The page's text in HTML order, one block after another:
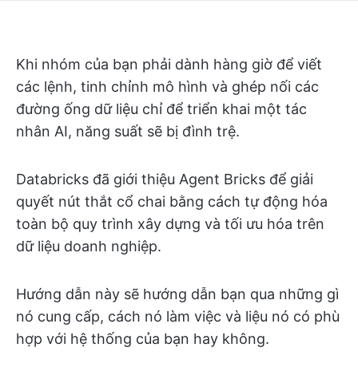
Khi nhóm của bạn phải dành hàng giờ để viết
các lệnh, tinh chỉnh mô hình và ghép nối các
đường ống dữ liệu chỉ để triển khai một tác
nhân AI, năng suất sẽ bị đình trệ.
Databricks đã giới thiệu Agent Bricks để giải
quyết nút thắt cổ chai bằng cách tự động hóa
toàn bộ quy trình xây dựng và tối ưu hóa trên
dữ liệu doanh nghiệp.
Hướng dẫn này sẽ hướng dẫn bạn qua những gì
nó cung cấp, cách nó làm việc và liệu nó có phù
hợp với hệ thống của bạn hay không.